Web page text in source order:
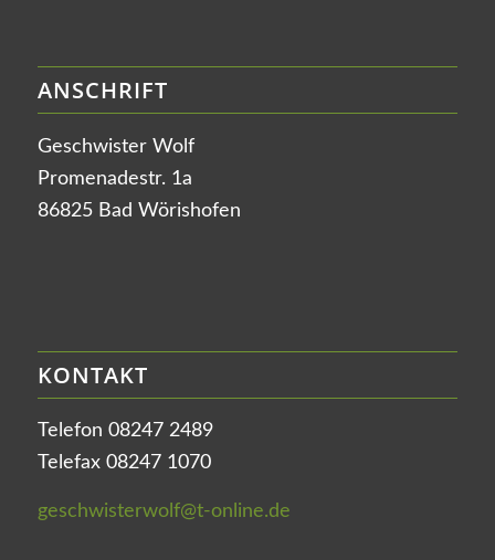
ANSCHRIFT
Geschwister Wolf
Promenadestr. 1a
86825 Bad Wörishofen
KONTAKT
Telefon 08247 2489
Telefax 08247 1070
geschwisterwolf@t-online.de